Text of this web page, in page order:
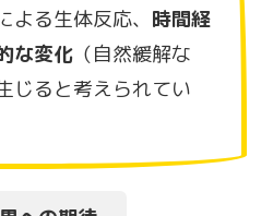
る生体反応、 時間経
な変化 （自然緩解な
じると考えられてい